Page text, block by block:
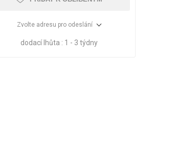
Zvolte adresu pro odeslání
dodací lhůta : 1 - 3 týdny